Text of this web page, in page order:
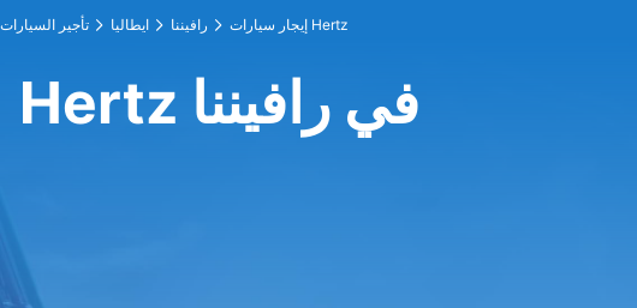
تأجير السيارات ايطاليا رافيننا إيجار سيارات Hertz
Hertz في رافيننا